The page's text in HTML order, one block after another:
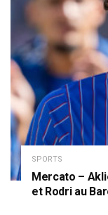
SPORTS
Mercato –
et Rodri au